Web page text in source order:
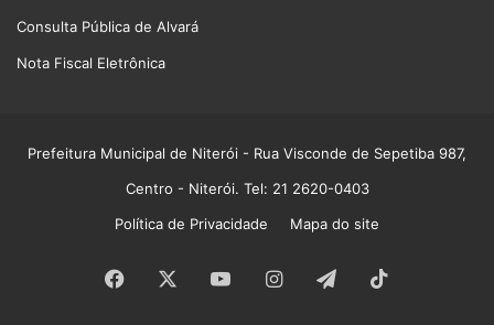
Consulta Pública de Alvará
Nota Fiscal Eletrônica
Prefeitura Municipal de Niterói - Rua Visconde de Sepetiba 987,
Centro - Niterói. Tel: 21 2620-0403
Política de Privacidade
Mapa do site
Facebook YouTubeInstagram
Telegram